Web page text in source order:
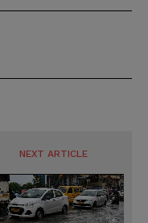
NEXT ARTICLE